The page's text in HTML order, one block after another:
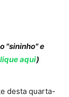
"sininho" e
aqui)
desta quarta-